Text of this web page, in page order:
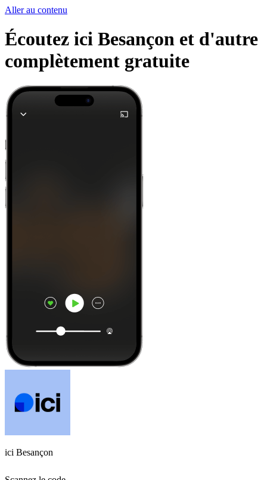
Aller au contenu
Écoutez ici Besançon et
complètement gratuite
ici Besançon